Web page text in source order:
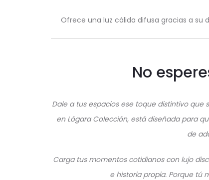
Ofrece una luz cálida difusa gracias a su
No
Dale a tus espacios ese toque distintivo que
en Lógara Colección, está diseñada para
de
Carga tus momentos cotidianos con lujo
e historia propia. Porque tú